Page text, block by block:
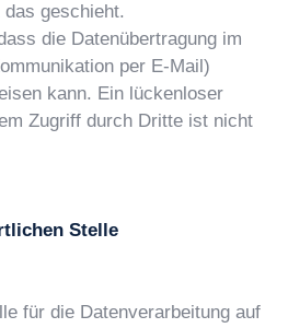
geschieht.
die Datenübertragung im
per E-Mail)
kann. Ein lückenloser
Zugriff durch Dritte ist nicht
Stelle
für die Datenverarbeitung auf